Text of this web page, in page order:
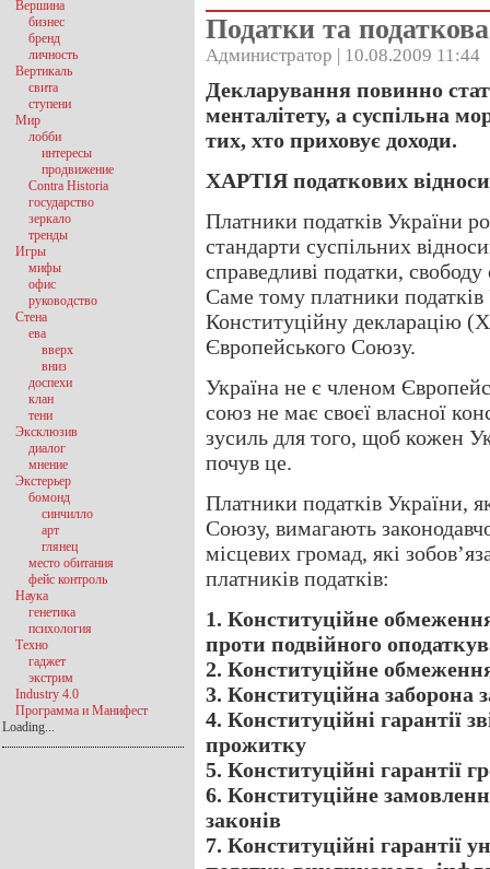
Податки та
Администратор | 10.08.2009 11:44
Декларування повинно
менталітету, а суспільна
тих, хто приховує доходи.
ХАРТІЯ податкових
Платники податків України
стандарти суспільних
справедливі податки,
Саме тому платники
Конституційну декларацію
Європейського Союзу.
Україна не є членом
союз не має своєї власної
зусиль для того, щоб кожен
почув це.
Платники податків України,
Союзу, вимагають
місцевих громад, які
платників податків:
1. Конституційне
проти подвійного
2. Конституційне
3. Конституційна заборона
4. Конституційні гарантії
прожитку
5. Конституційні гарантії
6. Конституційне
законів
7. Конституційні гарантії
Вершина
бизнес
бренд
личность
Вертикаль
свита
ступени
Мир
лобби
интересы
продвижение
Contra Historia
государство
зеркало
тренды
Игры
мифы
офис
руководство
Стена
ева
вверх
вниз
доспехи
клан
тени
Эксклюзив
диалог
мнение
Экстерьер
бомонд
синчилло
арт
глянец
место обитания
фейс контроль
Наука
генетика
психология
Техно
гаджет
экстрим
Industry 4.0
Программа и Манифест
Loading...